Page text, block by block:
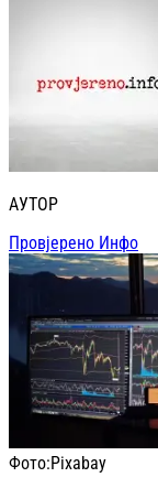
АУТОР
Провјерено Инфо
Фото:Pixabay